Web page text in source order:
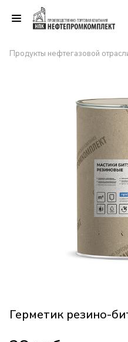
Продукты нефтегазовой
Герметик резино-